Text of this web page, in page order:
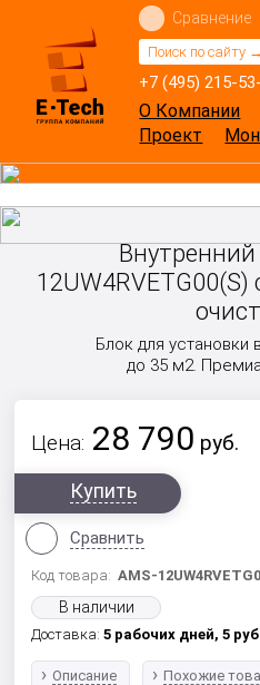
+7 (495) 215-
Сравнение
О Компании
Проект
Внутренний
Блок для установки
до 35 м2.
Цена: 28 790 руб.
Купить
Сравнить
Код товара:AMS-
В наличии
Доставка:5 рабочих дней,5
Описание Похожие